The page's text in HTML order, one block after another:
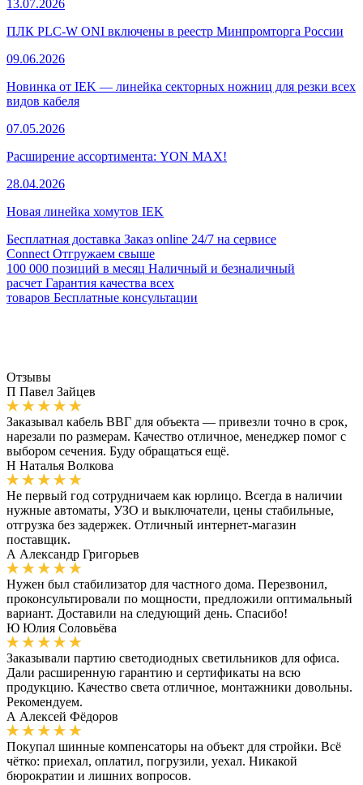
13.07.2026
ПЛК PLC-W ONI включены в реестр Минпромторга России
09.06.2026
Новинка от IEK — линейка секторных ножниц для резки всех
видов кабеля
07.05.2026
Расширение ассортимента: YON MAX!
28.04.2026
Новая линейка хомутов IEK
Бесплатная доставка Заказ online 24/7 на сервисе
Connect Отгружаем свыше
100 000 позиций в месяц Наличный и безналичный
расчет Гарантия качества всех
товаров Бесплатные консультации
Отзывы
П Павел Зайцев
Заказывал кабель ВВГ для объекта — привезли точно в срок,
нарезали по размерам. Качество отличное, менеджер помог с
выбором сечения. Буду обращаться ещё.
Н Наталья Волкова
Не первый год сотрудничаем как юрлицо. Всегда в наличии
нужные автоматы, УЗО и выключатели, цены стабильные,
отгрузка без задержек. Отличный интернет-магазин
поставщик.
А Александр Григорьев
Нужен был стабилизатор для частного дома. Перезвонил,
проконсультировали по мощности, предложили оптимальный
вариант. Доставили на следующий день. Спасибо!
Ю Юлия Соловьёва
Заказывали партию светодиодных светильников для офиса.
Дали расширенную гарантию и сертификаты на всю
продукцию. Качество света отличное, монтажники довольны.
Рекомендуем.
А Алексей Фёдоров
Покупал шинные компенсаторы на объект для стройки. Всё
чётко: приехал, оплатил, погрузили, уехал. Никакой
бюрократии и лишних вопросов.